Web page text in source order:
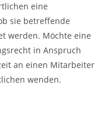
eine
sie betreffende
werden. Möchte eine
in Anspruch
an einen Mitarbeiter
wenden.